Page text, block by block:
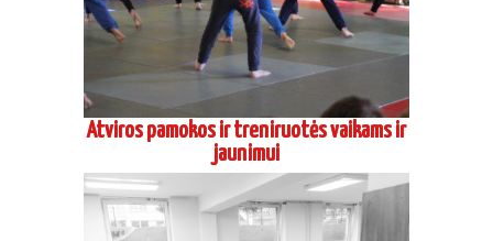
Atviros pamokos ir treniruotės vaikams ir
jaunimui